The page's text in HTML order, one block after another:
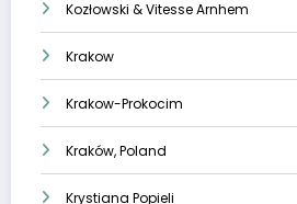
Kozłowski & Vitesse Arnhem
Krakow
Krakow-Prokocim
Kraków, Poland
Krystiana Popieli